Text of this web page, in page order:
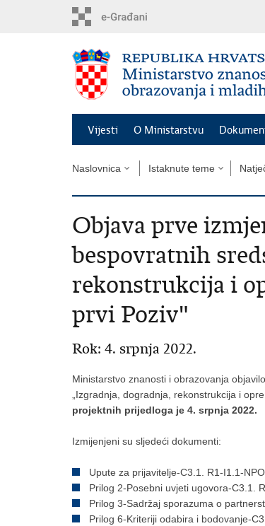
Vijesti O Ministarstvu
Naslovnica Istaknute teme
Objava prve
bespovratnih
rekonstrukcija i
prvi Poziv"
Rok: 4. srpnja 2022.
Ministarstvo znanosti i obrazovanja
„Izgradnja, dogradnja, rekonstrukcija i
projektnih prijedloga je 4. srpnja 2022.
Izmijenjeni su sljedeći dokumenti:
Upute za prijavitelje-C3.1. R1-I1.1-
Prilog 2-Posebni uvjeti ugovora-C3.1.
Prilog 3-Sadržaj sporazuma o
Prilog 6-Kriteriji odabira i bodovanje-